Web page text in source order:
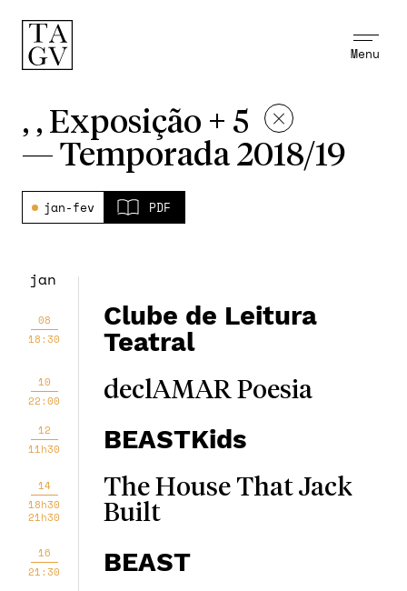
Menu
, , Exposição + 5
— Temporada 2018/19
jan-fev PDF
jan
08
18:30
Clube de Leitura
Teatral
10
22:00
declAMAR Poesia
12
11h30
BEASTKids
14
18h30
21h30
The House That Jack
Built
16
21:30
BEAST